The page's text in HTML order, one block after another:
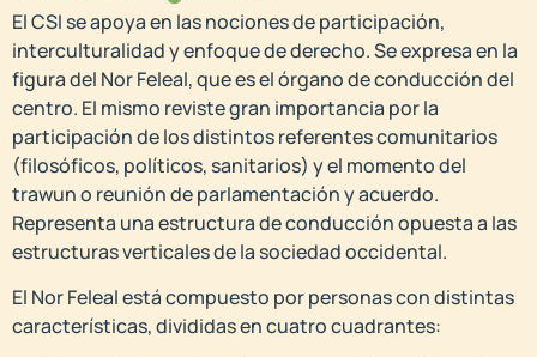
El CSI se apoya en las nociones de participación,
interculturalidad y enfoque de derecho. Se expresa en la
figura del Nor Feleal, que es el órgano de conducción del
centro. El mismo reviste gran importancia por la
participación de los distintos referentes comunitarios
(filosóficos, políticos, sanitarios) y el momento del
trawun o reunión de parlamentación y acuerdo.
Representa una estructura de conducción opuesta a las
estructuras verticales de la sociedad occidental.
El Nor Feleal está compuesto por personas con distintas
características, divididas en cuatro cuadrantes: